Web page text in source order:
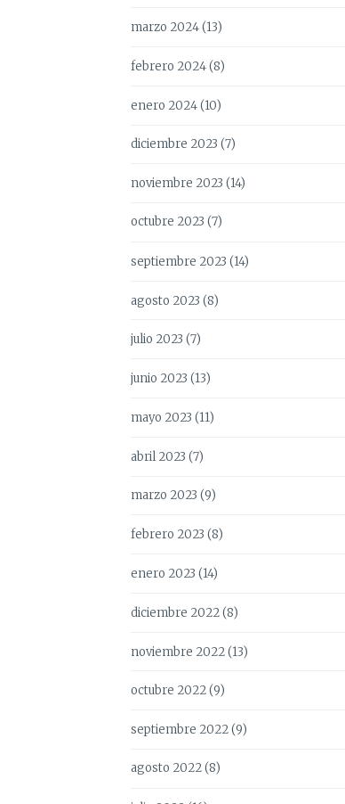
marzo 2024(13)
febrero 2024(8)
enero 2024(10)
diciembre 2023 (7)
noviembre 2023 (14)
octubre 2023 (7)
septiembre 2023 (14)
agosto 2023 (8)
julio 2023 (7)
junio 2023 (13)
mayo 2023 (11)
abril 2023 (7)
marzo 2023 (9)
febrero 2023 (8)
enero 2023 (14)
diciembre 2022(8)
noviembre 2022(13)
octubre 2022(9)
septiembre 2022(9)
agosto 2022(8)